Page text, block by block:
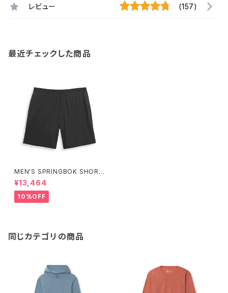
レビュー (157)
最近チェックした商品
MEN'S SPRINGBOK SHOR
T/スプリングボク ショートBlac
k
¥13,464
10%OFF
同じカテゴリの商品